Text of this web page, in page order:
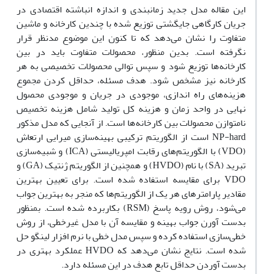
این مقاله مدل جدید زمانبندی و اندازه انباشته اقتصادی در
جریان کارگاهی جایگشتی توزیع شده با چندین کارخانه و ماشین
متفاوت را نشان می‌دهد که تا کنون این موضوع مدنظر قرار
نگرفته است. بدین منظور، محصولات متفاوت باید در بین
کارخانه‌ها توزیع شود و سپس توالی محصولات تخصیصی به هر
کارخانه نیز مشخص شود. هدف مسئله، حداقل کردن مجموع
هزینه‌های راه اندازی، موجودی در جریان و موجودی محصول
نهایی در واحد زمان و هزینه کل تولید شامل هزینه تخصیص
نامتوازن محصولات بین کارخانه‌ها است. از آنجایی که مدل مذکور
NP-hard است از الگوریتم ترکیبی بهینه‌سازی میرایی ارتعاش
(VDO) با الگوریتم‌های رقابت امپریالیستی (ICA) و شبیه‌سازی
تبرید (SA) با نام (HVDO) و همچنین از الگوریتم ژنتیک (GA) و
VDO برای مقایسه استفاده شده است. برای تعیین بهترین
مقادیر پارامترهای هر یک از الگوریتم‌ها که منجر به بهترین جواب
می‌شود، روش رویه پاسخ (RSM) بکاربرده شده است. بمنظور
بدست آورن جواب بهینه و مقایسه آن با مدل غیرخطی، از روش
خطی‌سازی استفاده کرده و سپس مدل خطی با نرم افزار لینگو حل
شده است. نتایج نشان می‌دهد که HVDO عملکرد بهتری در
بدست آوردن حداقل تابع هدف در این مسئله دارد.